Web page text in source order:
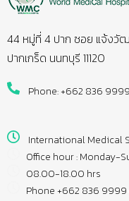
44 หมู่ที่ 4 ปาก ซอย แจ้งวัฒ
ปากเกร็ด นนทบุรี 11120
Phone: +662 836 9999
International Medical
Office hour : Monday-
08.00-18.00 hrs
Phone +662 836 9999